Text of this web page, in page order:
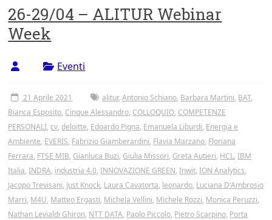
di
Roma
Tor
Vergata
26-29/04 – ALITUR Webinar
Week
Eventi
21 Aprile 2021 alitur,Antonio Schiano, Barbara Martini, BAT,
Bianca Esposito, Cinque Alessandro, COLLOQUIO, COMPETENZE
PERSONALI,cv,deloitte, Edoardo Pigna, Emanuela Liburdi, Energia e
Ambiente, EVERIS, Fabrizio Giamberardini, Flavia Marzano, Floriana
Ferrara, FTSE MIB, Gianluca Buzi, Giulia Missori, Greta Autieri, HCL,IBM
Italia,INDRA, industria 4.0,INNOVAZIONE GREEN,Inwit,ION Analytics,
Jacopo Trevisani, Just Knock, Laura Cavatorta, leonardo, Luciana D'Ambrosio
Marri, M4U, Matteo Ergasti, Michela Vellini, Michele Rozzi, Monica Peruzzi,
Nathan Levialdi Ghiron, NTT DATA, Paolo Piccolo, Pietro Scarpino, Porta